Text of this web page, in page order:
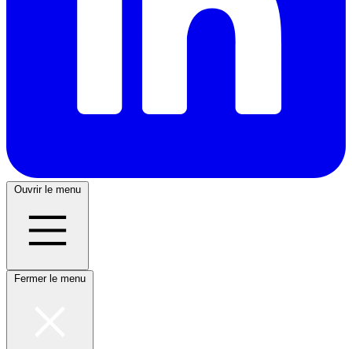
Ouvrir le menu
Fermer le menu